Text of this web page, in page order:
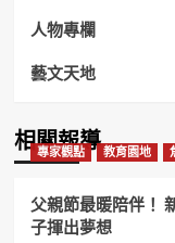
人物專欄
藝文天地
相關報導
專家觀點 教育園地
父親節最暖陪伴！
子揮出夢想